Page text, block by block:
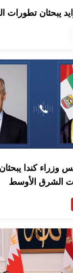
يبحثان تطورات
وزراء كندا يبحثان
الشرق الأوسط